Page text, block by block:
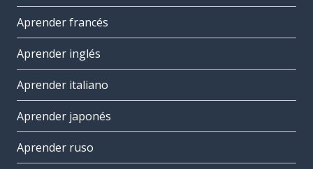
Aprender francés
Aprender inglés
Aprender italiano
Aprender japonés
Aprender ruso